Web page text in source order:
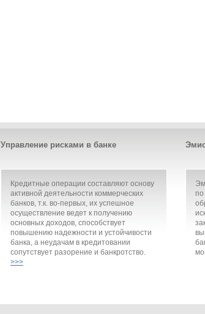
Управление рисками в банке
Кредитные операции составляют основу
активной деятельности коммерческих
банков, т.к. во-первых, их успешное
осуществление ведет к получению
основных доходов, способствует
повышению надежности и устойчивости
банка, а неудачам в кредитовании
сопутствует разорение и банкротство.
>>>